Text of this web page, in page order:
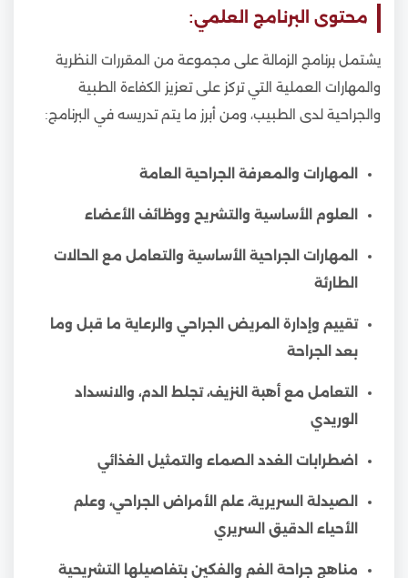
محتوى البرنامج العلمي:
يشتمل برنامج الزمالة على مجموعة من المقررات النظرية
والمهارات العملية التي تركز على تعزيز الكفاءة الطبية
والجراحية لدى الطبيب، ومن أبرز ما يتم تدريسه في البرنامج:
المهارات والمعرفة الجراحية العامة
العلوم الأساسية والتشريح ووظائف الأعضاء
المهارات الجراحية الأساسية والتعامل مع الحالات
الطارئة
تقييم وإدارة المريض الجراحي والرعاية ما قبل وما
بعد الجراحة
التعامل مع أهبة النزيف، تجلط الدم، والانسداد
الوريدي
اضطرابات الغدد الصماء والتمثيل الغذائي
الصيدلة السريرية، علم الأمراض الجراحي، وعلم
الأحياء الدقيق السريري
مناهج جراحة الفم والفكين بتفاصيلها التشريحية